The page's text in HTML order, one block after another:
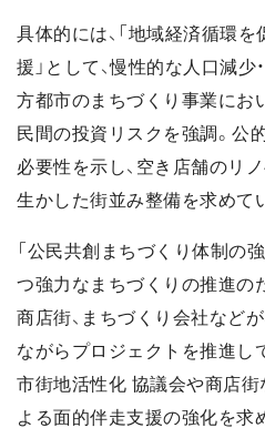
具体的には、「地域経済循環を
援」として、慢性的な人口減
方都市のまちづくり事業にお
民間の投資リスクを強調。公
必要性を示し、空き店舗のリ
生かした街並み整備を求めて
「公民共創まちづくり体制の
つ強力なまちづくりの推進のた
商店街、まちづくり会社など
ながらプロジェクトを推進し
市街地活性化 協議会や商店
よる面的伴走支援の強化を求